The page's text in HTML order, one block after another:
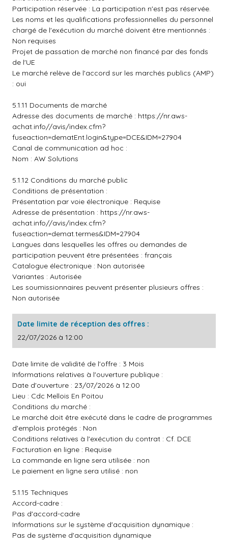
Participation réservée : La participation n'est pas réservée.
Les noms et les qualifications professionnelles du personnel
chargé de l'exécution du marché doivent être mentionnés :
Non requises
Projet de passation de marché non financé par des fonds
de l'UE
Le marché relève de l'accord sur les marchés publics (AMP)
: oui
5.1.11 Documents de marché
Adresse des documents de marché : https://nr.aws-
achat.info//avis/index.cfm?
fuseaction=dematEnt.login&type=DCE&IDM=27904
Canal de communication ad hoc :
Nom : AW Solutions
5.1.12 Conditions du marché public
Conditions de présentation :
Présentation par voie électronique : Requise
Adresse de présentation : https://nr.aws-
achat.info//avis/index.cfm?
fuseaction=demat.termes&IDM=27904
Langues dans lesquelles les offres ou demandes de
participation peuvent être présentées : français
Catalogue électronique : Non autorisée
Variantes : Autorisée
Les soumissionnaires peuvent présenter plusieurs offres :
Non autorisée
Date limite de réception des offres :
22/07/2026 à 12:00
Date limite de validité de l'offre : 3 Mois
Informations relatives à l'ouverture publique :
Date d'ouverture : 23/07/2026 à 12:00
Lieu : Cdc Mellois En Poitou
Conditions du marché :
Le marché doit être exécuté dans le cadre de programmes
d'emplois protégés : Non
Conditions relatives à l'exécution du contrat : Cf. DCE
Facturation en ligne : Requise
La commande en ligne sera utilisée : non
Le paiement en ligne sera utilisé : non
5.1.15 Techniques
Accord-cadre :
Pas d'accord-cadre
Informations sur le système d'acquisition dynamique :
Pas de système d'acquisition dynamique